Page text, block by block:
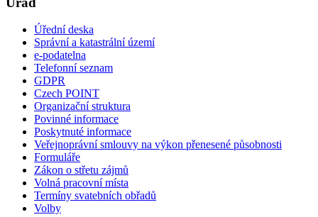
Úřední deska
Správní a katastrální území
e-podatelna
Telefonní seznam
GDPR
Czech POINT
Organizační struktura
Povinné informace
Poskytnuté informace
Veřejnoprávní smlouvy na výkon přenesené působnosti
Formuláře
Zákon o střetu zájmů
Volná pracovní místa
Termíny svatebních obřadů
Volby